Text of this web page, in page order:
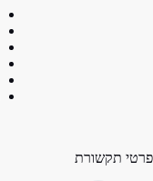
פרטי תקשורת